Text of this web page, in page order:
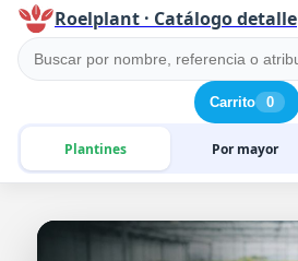
Roelplant · Catálogo detalle
Plantines Por mayor
Carrito 0